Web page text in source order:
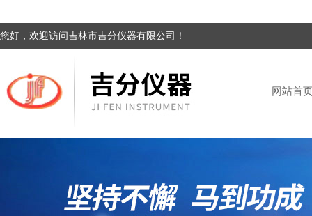
您好，欢迎访问吉林市吉分仪器有限公司！
网站首